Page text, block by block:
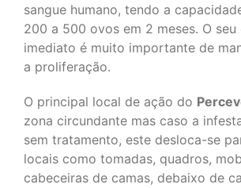
sangue humano, tendo a
200 a 500 ovos em 2 meses. O
imediato é muito importante de
a proliferação.
O principal local de ação do
zona circundante mas caso a
sem tratamento, este desloca-se
locais como tomadas, quadros,
cabeceiras de camas, debaixo de